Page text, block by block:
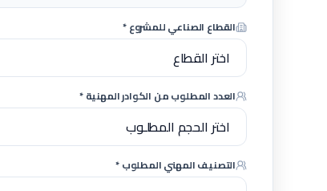
القطاع الصناعي للمشروع *
العدد المطلوب من الكوادر المهنية *
التصنيف المهني المطلوب *